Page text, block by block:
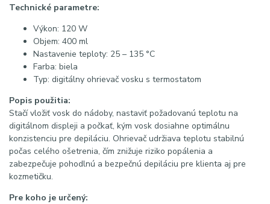
Technické parametre:
Výkon: 120 W
Objem: 400 ml
Nastavenie teploty: 25 – 135 °C
Farba: biela
Typ: digitálny ohrievač vosku s termostatom
Popis použitia:
Stačí vložiť vosk do nádoby, nastaviť požadovanú teplotu na
digitálnom displeji a počkať, kým vosk dosiahne optimálnu
konzistenciu pre depiláciu. Ohrievač udržiava teplotu stabilnú
počas celého ošetrenia, čím znižuje riziko popálenia a
zabezpečuje pohodlnú a bezpečnú depiláciu pre klienta aj pre
kozmetičku.
Pre koho je určený: